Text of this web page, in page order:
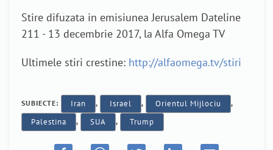
Stire difuzata in emisiunea Jerusalem Dateline
211 - 13 decembrie 2017, la Alfa Omega TV
Ultimele stiri crestine: http://alfaomega.tv/stiri
SUBIECTE: Iran , Israel , Orientul Mijlociu ,
Palestina , SUA , Trump